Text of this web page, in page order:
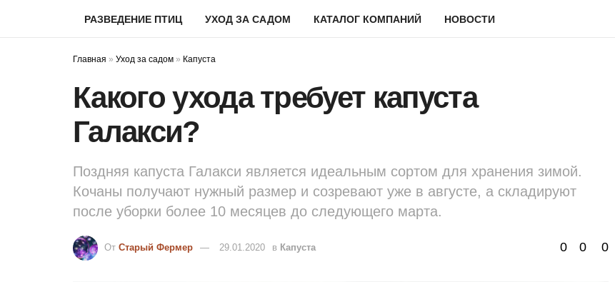
РАЗВЕДЕНИЕ ПТИЦ УХОД ЗА САДОМ КАТАЛОГ КОМПАНИЙ НОВОСТИ
Главная » Уход за садом » Капуста
Какого ухода требует капуста
Галакси?
Поздняя капуста Галакси является идеальным сортом для хранения зимой.
Кочаны получают нужный размер и созревают уже в августе, а складируют
после уборки более 10 месяцев до следующего марта.
От Старый Фермер 29.01.2020 в Капуста 0 0 0